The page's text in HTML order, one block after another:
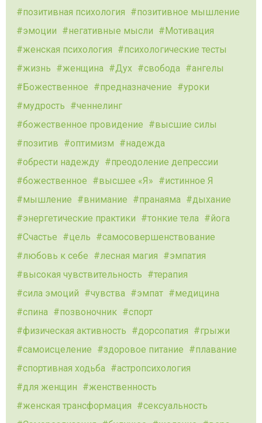
позитивная психология
позитивное мышление
эмоции
негативные мысли
Мотивация
женская психология
психологические тесты
жизнь
женщина Дух свобода
ангелы
Божественное
предназначение
уроки
мудрость
ченнелинг
божественное провидение
высшие силы
позитив
оптимизм
надежда
обрести надежду
преодоление депрессии
божественное
высшее «Я»
истинное Я
мышление
внимание пранаяма
дыхание
энергетические практики
тонкие тела
йога
Счастье
цель
самосовершенствование
любовь к себе
лесная магия
эмпатия
высокая чувствительность
терапия
сила эмоций
чувства эмпат
медицина
спина
позвоночник
спорт
физическая активность
дорсопатия
грыжи
самоисцеление
здоровое питание
плавание
спортивная ходьба
астропсихология
для женщин
женственность
женская трансформация
сексуальность